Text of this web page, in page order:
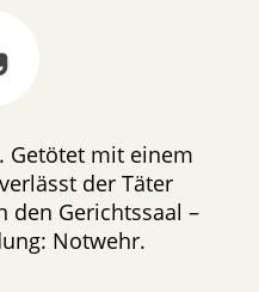
Getötet mit einem
der Täter
den Gerichtssaal –
Notwehr.